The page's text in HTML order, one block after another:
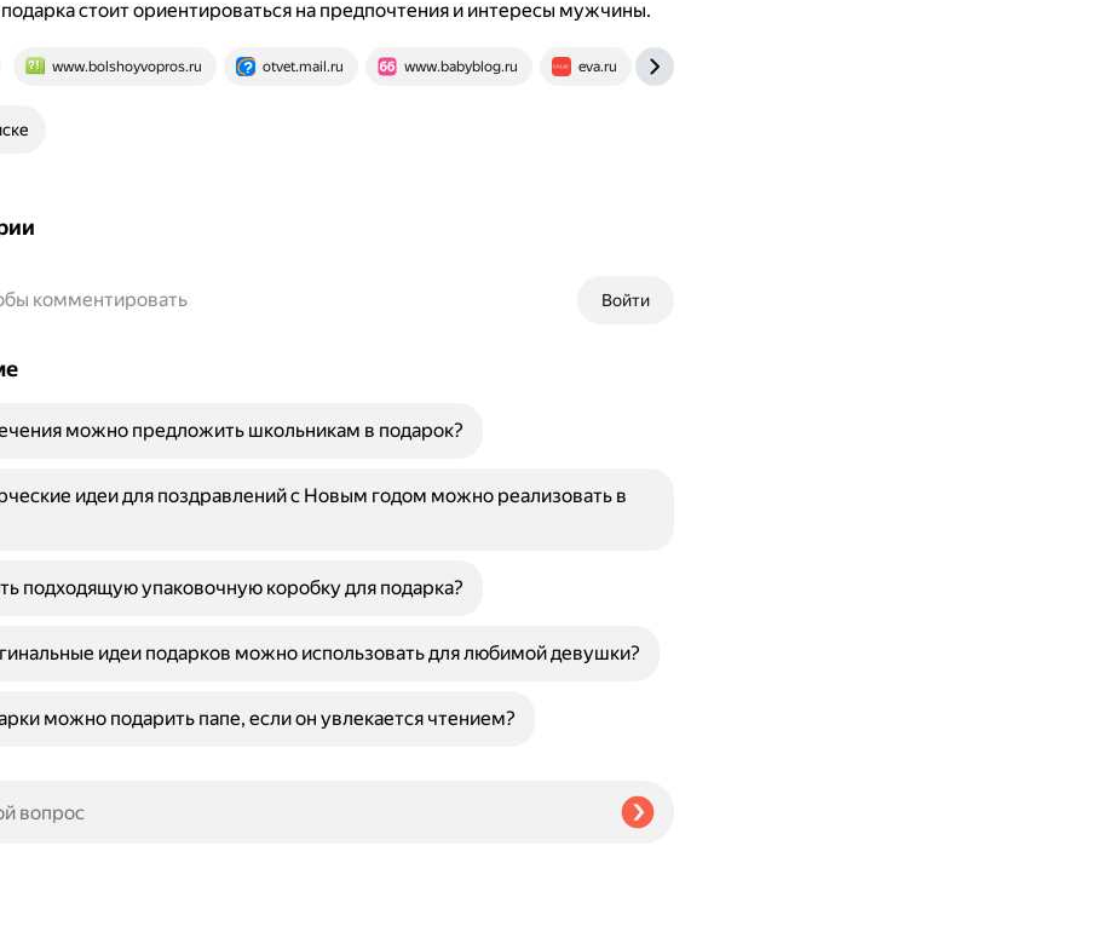
стоит ориентироваться на предпочтения и интересы мужчины.
www.bolshoyvopros.ru otvet.mail.ru www.babyblog.ru eva.ru
Войти
комментировать
можно предложить школьникам в подарок?
идеи для поздравлений с Новым годом можно реализовать в
подходящую упаковочную коробку для подарка?
идеи подарков можно использовать для любимой девушки?
можно подарить папе, если он увлекается чтением?